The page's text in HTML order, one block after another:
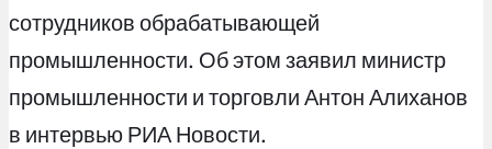
сотрудников обрабатывающей
промышленности. Об этом заявил министр
промышленности и торговли Антон Алиханов
в интервью РИА Новости.